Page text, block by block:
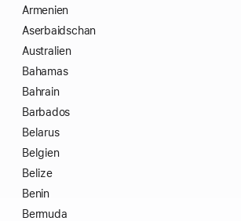
Armenien
Aserbaidschan
Australien
Bahamas
Bahrain
Barbados
Belarus
Belgien
Belize
Benin
Bermuda